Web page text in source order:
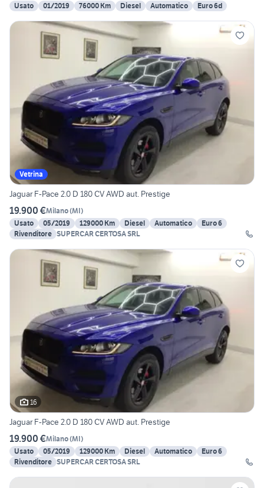
Usato
01/2019 76000 Km Diesel Automatico Euro 6d
Vetrina
Jaguar F-Pace 2.0 D 180 CV AWD aut. Prestige
19.900 €Milano(MI)
Usato
05/2019 129000 Km Diesel Automatico
Euro 6
Rivenditore SUPERCAR CERTOSA SRL
16
Jaguar F-Pace 2.0 D 180 CV AWD aut. Prestige
19.900 €Milano(MI)
Usato
05/2019 129000 Km Diesel Automatico
Euro 6
Rivenditore SUPERCAR CERTOSA SRL